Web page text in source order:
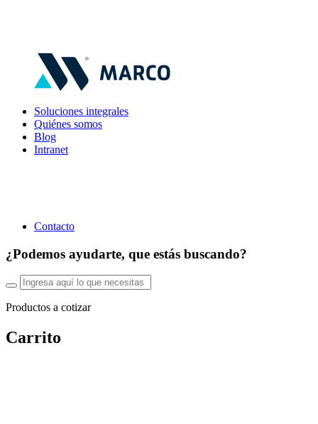
Soluciones integrales
Quiénes somos
Blog
Intranet
Contacto
¿Podemos ayudarte, que estás buscando?
Productos a cotizar
Carrito